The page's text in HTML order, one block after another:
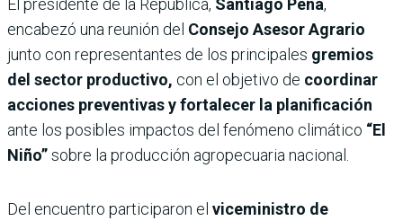
El presidente de la República, Santiago Peña,
encabezó una reunión del Consejo Asesor Agrario
junto con representantes de los principales gremios
del sector productivo, con el objetivo de coordinar
acciones preventivas y fortalecer la planificación
ante los posibles impactos del fenómeno climático “El
Niño”sobre la producción agropecuaria nacional.
Del encuentro participaron el viceministro de